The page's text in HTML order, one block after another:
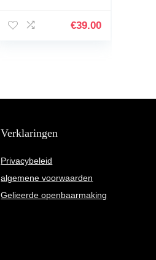
€39.00
Verklaringen
Privacybeleid
algemene voorwaarden
Gelieerde openbaarmaking